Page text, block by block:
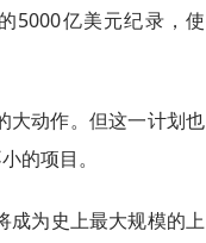
5000亿美元纪录，使
大动作。但这一计划也
的项目。
成为史上最大规模的上